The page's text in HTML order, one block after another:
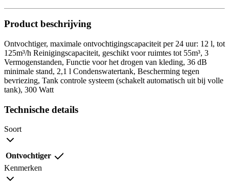
Product beschrijving
Ontvochtiger, maximale ontvochtigingscapaciteit per 24 uur: 12 l, tot
125m³/h Reinigingscapaciteit, geschikt voor ruimtes tot 55m³, 3
Vermogenstanden, Functie voor het drogen van kleding, 36 dB
minimale stand, 2,1 l Condenswatertank, Bescherming tegen
bevriezing, Tank controle systeem (schakelt automatisch uit bij volle
tank), 300 Watt
Technische details
Soort
Ontvochtiger
Kenmerken